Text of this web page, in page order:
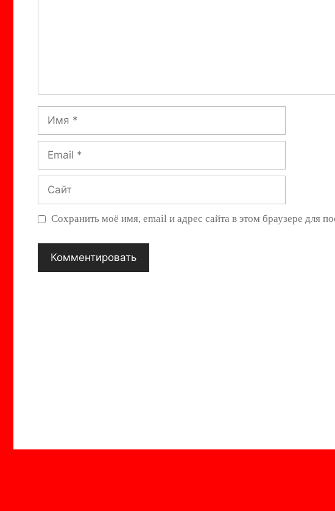
Имя
Email
Сайт
Сохранить моё имя, email и адрес сайта в этом браузере для